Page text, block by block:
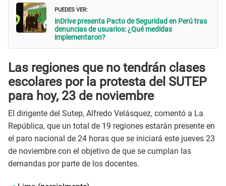
PUEDES VER:
inDrive presenta Pacto de Seguridad en Perú tras
denuncias de usuarios: ¿Qué medidas
implementaron?
Las regiones que no tendrán clases
escolares por la protesta del SUTEP
para hoy, 23 de noviembre
El dirigente del Sutep, Alfredo Velásquez, comentó a La
República, que un total de 19 regiones estarán presente en
el paro nacional de 24 horas que se iniciará este jueves 23
de noviembre con el objetivo de que se cumplan las
demandas por parte de los docentes.